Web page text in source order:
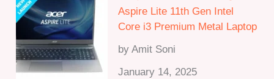
Aspire Lite 11th Gen Intel
Core i3 Premium Metal Laptop
by Amit Soni
January 14, 2025